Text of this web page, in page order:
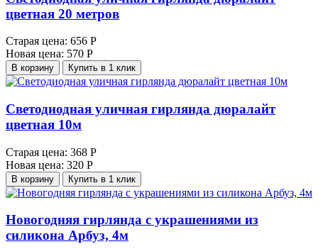
цветная 20 метров
Старая цена: 656 Р
Новая цена: 570 Р
В корзину Купить в 1 клик
Светодиодная уличная гирлянда дюралайт
цветная 10м
Старая цена: 368 Р
Новая цена: 320 Р
В корзину Купить в 1 клик
Новогодняя гирлянда с украшениями из
силикона Арбуз, 4м